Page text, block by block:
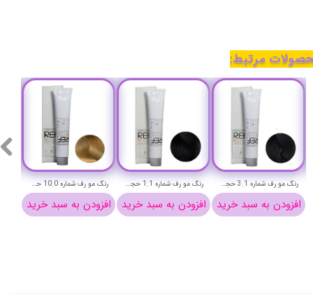
رنگ مو رف شماره 10.0 حجم 100 میلی لیتر (بلوند طبیعی فوق روشن)-REF Permanent Hair Color
افزودن به سبد خرید
رنگ مو رف شماره 1.1 حجم 100 میلی لیتر (دودی خالص)-REF Permanent Hair Color
افزودن به سبد خرید
رنگ مو رف شماره 3.1 حجم 100 میلی لیتر (دودی تیره)-REF Permanent Hair Color
افزودن به سبد خرید
مرتبط: